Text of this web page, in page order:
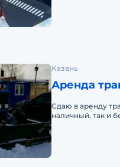
Казань
Аренда
Сдаю в аренду
наличный, так и